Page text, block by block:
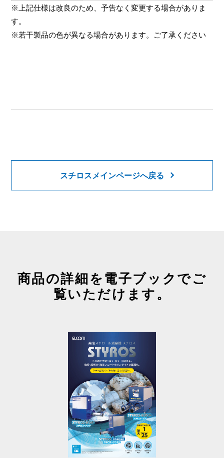
※上記仕様は改良のため、予告なく変更する場合がありま
す。
※若干製品の色が異なる場合があります。ご了承ください
スチロスメインページへ戻る
商品の詳細を電子ブックでご
覧いただけます。